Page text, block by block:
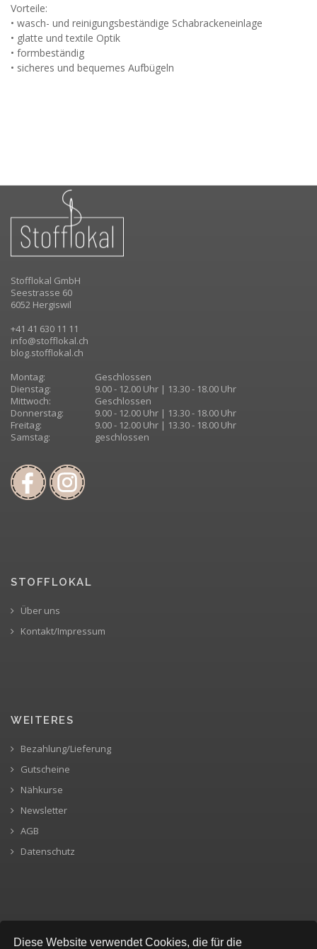
Diese Website verwendet Cookies, die für die
Vorteile:
• wasch- und reinigungsbeständige Schabrackeneinlage
• glatte und textile Optik
• formbeständig
• sicheres und bequemes Aufbügeln
Stofflokal GmbH
Seestrasse 60
6052 Hergiswil
+41 41 630 11 11
info@stofflokal.ch
blog.stofflokal.ch
Montag:
Geschlossen
Dienstag:
9.00 - 12.00 Uhr | 13.30 - 18.00 Uhr
Mittwoch:
Geschlossen
Donnerstag:
9.00 - 12.00 Uhr | 13.30 - 18.00 Uhr
Freitag:
9.00 - 12.00 Uhr | 13.30 - 18.00 Uhr
Samstag:
geschlossen
STOFFLOKAL
Über uns
Kontakt/Impressum
WEITERES
Bezahlung/Lieferung
Gutscheine
Nähkurse
Newsletter
AGB
Datenschutz
SICHERE BEZAHLUNG